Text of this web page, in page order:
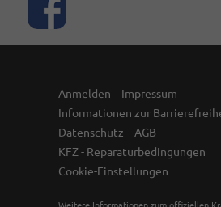
Anmelden
Impressum
Informationen zur
Datenschutz
AGB
KFZ - Reparaturbedingungen
Cookie-Einstellungen